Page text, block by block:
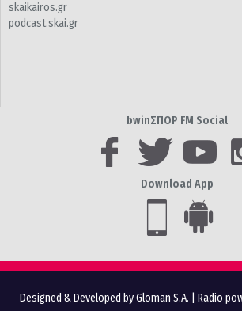
skaikairos.gr
podcast.skai.gr
bwinΣΠΟΡ FM Social
Download App
Designed & Developed by Gloman S.A. Radio